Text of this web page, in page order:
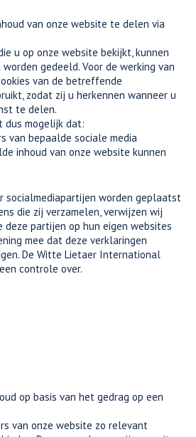
van onze website te delen via
u op onze website bekijkt, kunnen
gedeeld. Voor de werking van
van de betreffende
zodat zij u herkennen wanneer u
te delen.
dus mogelijk dat:
van bepaalde sociale media
inhoud van onze website kunnen
socialmediapartijen worden geplaatst
die zij verzamelen, verwijzen wij
deze partijen op hun eigen websites
mee dat deze verklaringen
De Witte Lietaer International
controle over.
op basis van het gedrag op een
van onze website zo relevant